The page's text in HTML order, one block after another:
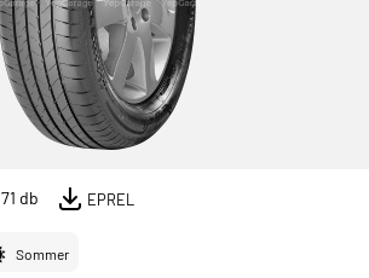
71 db EPREL
Sommer